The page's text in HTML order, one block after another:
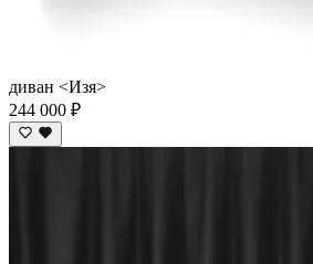
диван <Изя>
244 000 ₽